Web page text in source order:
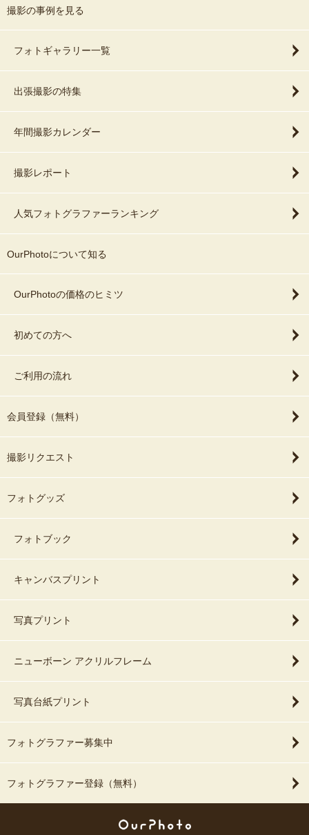
撮影の事例を見る
フォトギャラリー一覧
出張撮影の特集
年間撮影カレンダー
撮影レポート
人気フォトグラファーランキング
OurPhotoについて知る
OurPhotoの価格のヒミツ
初めての方へ
ご利用の流れ
会員登録（無料）
撮影リクエスト
フォトグッズ
フォトブック
キャンバスプリント
写真プリント
ニューボーン アクリルフレーム
写真台紙プリント
フォトグラファー募集中
フォトグラファー登録（無料）